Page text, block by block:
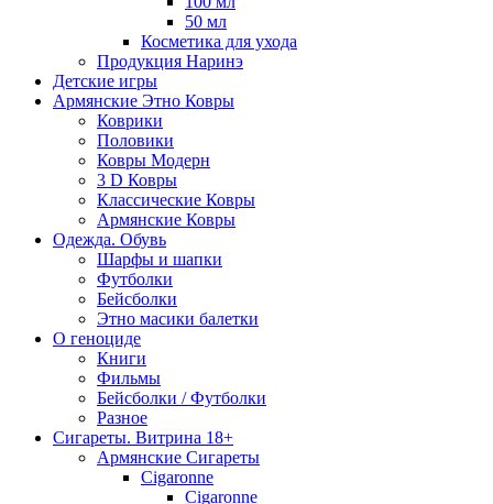
50 мл
Косметика для ухода
Продукция Наринэ
Детские игры
Армянские Этно Ковры
Коврики
Половики
Ковры Модерн
3 D Ковры
Классические Ковры
Армянские Ковры
Одежда. Обувь
Шарфы и шапки
Футболки
Бейсболки
Этно масики балетки
О геноциде
Книги
Фильмы
Бейсболки / Футболки
Разное
Сигареты. Витрина 18+
Армянские Сигареты
Cigaronne
Cigaronne